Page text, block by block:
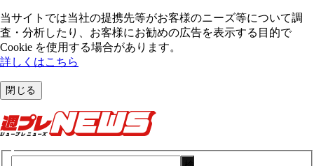
当サイトでは当社の提携先等がお客様のニーズ等について調
査・分析したり、お客様にお勧めの広告を表⽰する⽬的で
Cookie を使⽤する場合があります。
詳しくはこちら
閉じる